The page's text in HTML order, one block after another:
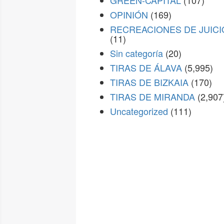
OPINIÓN (169)
RECREACIONES DE
(11)
Sin categoría (20)
TIRAS DE ÁLAVA (5,995)
TIRAS DE BIZKAIA (170)
TIRAS DE MIRANDA
Uncategorized (111)